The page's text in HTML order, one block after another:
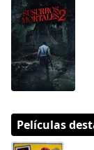
Películas